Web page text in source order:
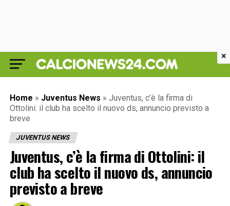
Home » Juventus News » Juventus, c’è la firma di
Ottolini: il club ha scelto il nuovo ds, annuncio previsto a
breve
JUVENTUS NEWS
Juventus, c’è la firma di Ottolini: il
club ha scelto il nuovo ds, annuncio
previsto a breve
×